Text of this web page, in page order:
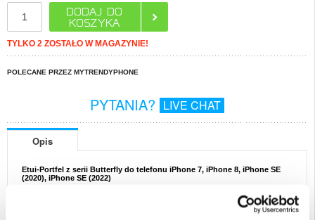
TYLKO 2 ZOSTAŁO W MAGAZYNIE!
POLECANE PRZEZ MYTRENDYPHONE
PYTANIA? LIVE CHAT
Opis
Etui-Portfel z serii Butterfly do telefonu iPhone 7, iPhone 8, iPhone SE
(2020), iPhone SE (2022)
To wysokiej jakości etui z portfelem do telefonu iPhone 7, iPhone 8, iPhone SE
(2020), iPhone SE (2022) ma wyjątkowy nadruk motyla, który nadaje mu
szczególnie atrakcyjny wygląd. Pokrowiec z motylem posiada wewnętrzne